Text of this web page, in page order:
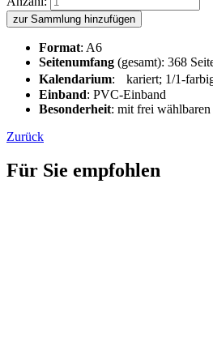
zur Sammlung hinzufügen
Format: A6
Seitenumfang (gesamt): 368
Kalendarium: kariert; 1/1-farbig
Einband: PVC-Einband
Besonderheit: mit frei wählbaren
Zurück
Für Sie empfohlen